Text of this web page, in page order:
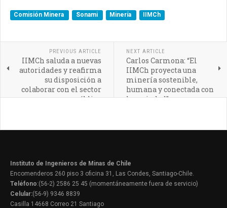
Comisión Minera Sonami Minería IIMCh
PREVIOUS ARTICLE
IIMCh saluda a nuevas
autoridades y reafirma
su disposición a
colaborar con el sector
público
NEXT ARTICLE
Carlos Carmona: “El
IIMCh proyecta una
minería sostenible,
humana y conectada con
la sociedad”
Instituto de Ingenieros de Minas de Chile
Encomenderos 260 piso 3 oficina 31, Las Condes, Santiago-Chile.
Teléfono:(56-2) 2586 25 45 (momentáneamente fuera de servicio)
Celular:(56-9) 9346 8839
Casilla 14668 Correo 21 Santiago